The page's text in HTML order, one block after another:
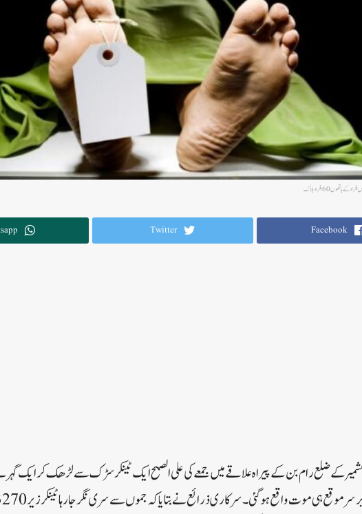
ہاتھوں 60 افراد ہلاک
Facebook
Twitter
کے ضلع رام بن کے پیراہ علاقے میں جمعے کی علی الصبح ایک ٹینکر سڑک سے لڑھک کر